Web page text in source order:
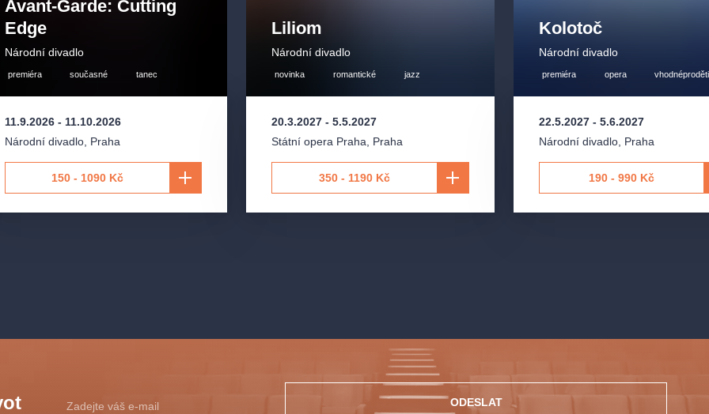
Avant-Garde: Cutting
Edge
Národní divadlo
premiéra současné tanec
11.9.2026- 11.10.2026
Národní divadlo, Praha
150 - 1090 Kč
Liliom
Národní divadlo
novinka romantické jazz
20.3.2027 -5.5.2027
Státní opera Praha
Praha
350 - 1190 Kč
Kolotoč
Národní divadlo
premiéra opera vhodnéproděti
22.5.2027- 5.6.2027
Národní divadlo, Praha
190 - 990 Kč
ODESLAT